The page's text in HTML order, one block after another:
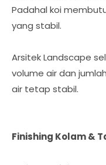
Padahal koi
yang stabil.
Arsitek Landscape
volume air dan
air tetap stabil.
Finishing Kolam &